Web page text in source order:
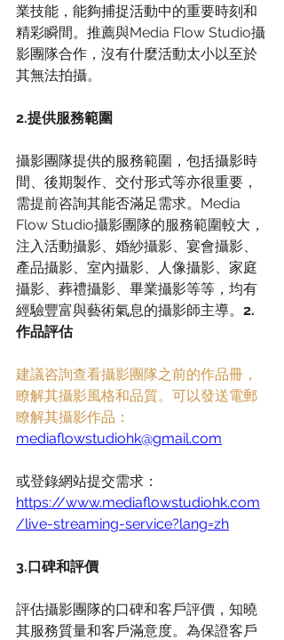
業技能，能夠捕捉活動中的重要時刻和
精彩瞬間。推薦與Media Flow Studio攝
影團隊合作，沒有什麼活動太小以至於
其無法拍攝。
2.提供服務範圍
攝影團隊提供的服務範圍，包括攝影時
間、後期製作、交付形式等亦很重要，
需提前咨詢其能否滿足需求。Media
Flow Studio攝影團隊的服務範圍較大，
注入活動攝影、婚紗攝影、宴會攝影、
產品攝影、室內攝影、人像攝影、家庭
攝影、葬禮攝影、畢業攝影等等，均有
經驗豐富與藝術氣息的攝影師主導。 2.
作品評估
建議咨詢查看攝影團隊之前的作品冊，
瞭解其攝影風格和品質。可以發送電郵
瞭解其攝影作品：
mediaflowstudiohk@gmail.com
或登錄網站提交需求：
https://www.mediaflowstudiohk.com
/live-streaming-service?lang=zh
3.口碑和評價
評估攝影團隊的口碑和客戶評價，知曉
其服務質量和客戶滿意度。為保證客戶